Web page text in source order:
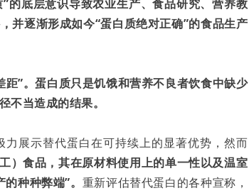
的底层意识导致农业生产、食品研究、营养教
并逐渐形成如今“蛋白质绝对正确”的食品生产
”。蛋白质只是饥饿和营养不良者饮食中缺少
不当造成的结果。
展示替代蛋白在可持续上的显著优势，然而
）食品，其在原材料使用上的单一性以及温室
种种弊端”。 重新评估替代蛋白的各种宣称，